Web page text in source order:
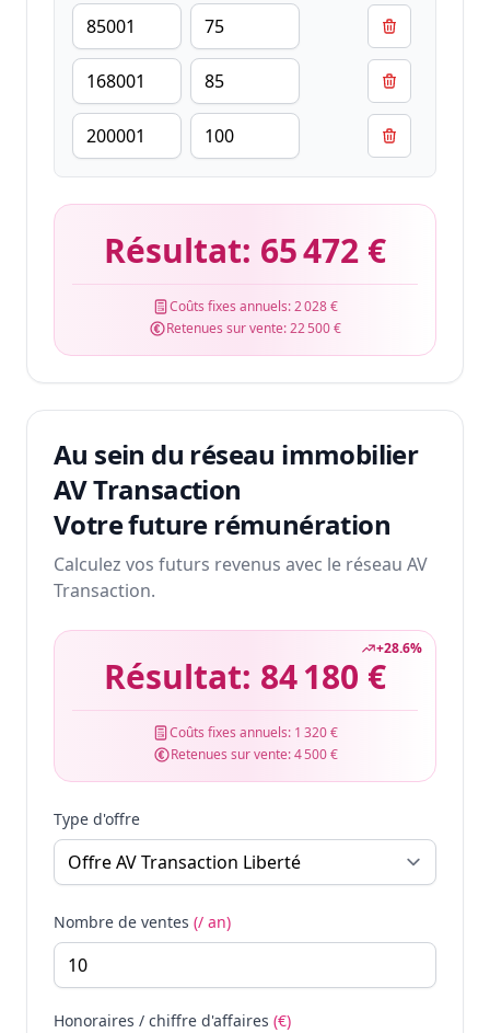
Résultat: 65 472 €
Coûts fixes annuels:2 028 €
Retenues sur vente:22 500 €
Au sein du réseau immobilier
AV Transaction
Votre future rémunération
Calculez vos futurs revenus avec le réseau AV
Transaction.
+28.6%
Résultat: 84 180 €
Coûts fixes annuels: 1 320 €
Retenues sur vente:4 500 €
Type d'offre
Nombre de ventes (/ an)
Honoraires / chiffre d'affaires (€)